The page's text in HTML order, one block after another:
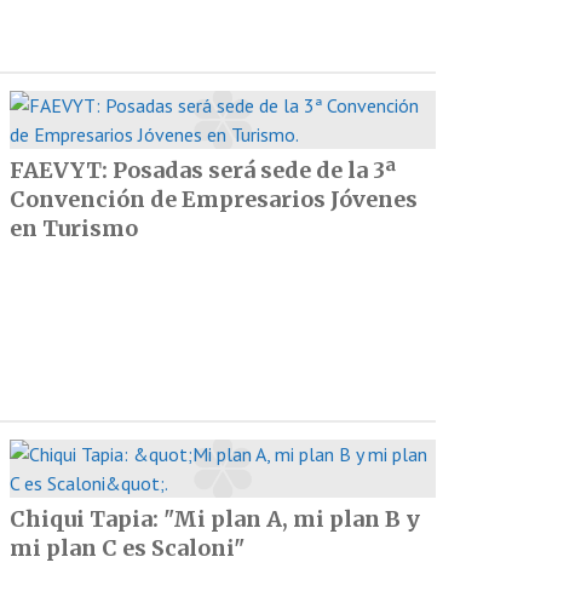
FAEVYT: Posadas será sede de la 3ª
Convención de Empresarios Jóvenes
en Turismo
Chiqui Tapia: "Mi plan A, mi plan B y
mi plan C es Scaloni"